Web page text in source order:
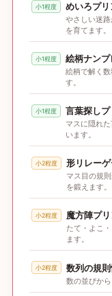
小1程度 めいろプリ
やさしい迷
を育てます。
小1程度 絵柄ナンプ
絵柄で解く
す。
小1程度 言葉探しプ
マスに隠れ
います。
小2程度 形リレー
マス目の規
を鍛えます。
小2程度 魔方陣プリ
たて・よこ
ます。
小2程度 数列の規
数の並びか